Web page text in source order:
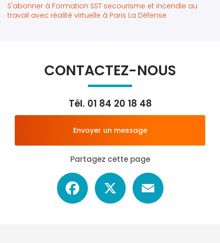
S'abonner à Formation SST secourisme et incendie au
travail avec réalité virtuelle à Paris La Défense
CONTACTEZ-NOUS
Tél. 01 84 20 18 48
Envoyer un message
Partagez cette page
Facebook